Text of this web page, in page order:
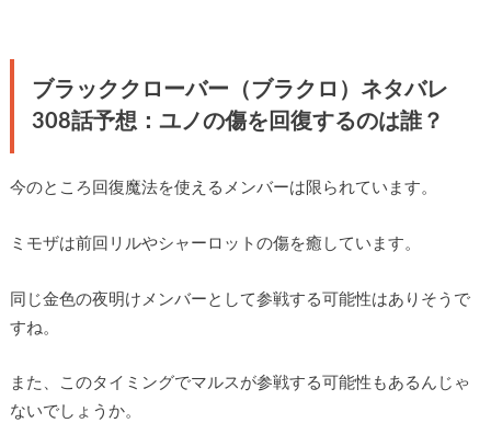
ブラッククローバー（ブラクロ）ネタバレ
308話予想：ユノの傷を回復するのは誰？
今のところ回復魔法を使えるメンバーは限られています。
ミモザは前回リルやシャーロットの傷を癒しています。
同じ金色の夜明けメンバーとして参戦する可能性はありそうで
すね。
また、このタイミングでマルスが参戦する可能性もあるんじゃ
ないでしょうか。